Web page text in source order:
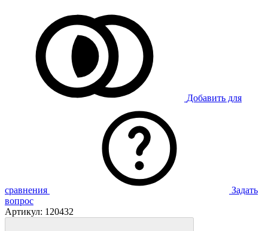
Добавить для
сравнения
Задать
вопрос
Артикул: 120432